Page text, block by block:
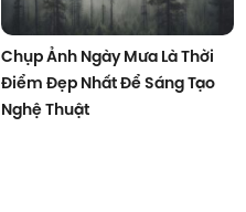
Chụp Ảnh Ngày Mưa Là Thời
Điểm Đẹp Nhất Để Sáng Tạo
Nghệ Thuật